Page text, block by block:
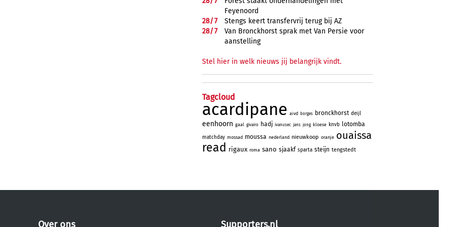
Feyenoord
28/7
Stengs keert transfervrij terug bij AZ
28/7
Van Bronckhorst sprak met Van Persie voor
aanstelling
Stel hier in welk nieuws jij belangrijk vindt.
Tagcloud
acardipane aivd borges bronckhorst deijl
eenhoorn gaal givairo hadj ivanusec jans jong kloese knvb lotomba
matchday mossad moussa nederland nieuwkoop oranje ouaissa
read rigaux roma sano sjaakf sparta steijn tengstedt
Over ons Supporters.nl